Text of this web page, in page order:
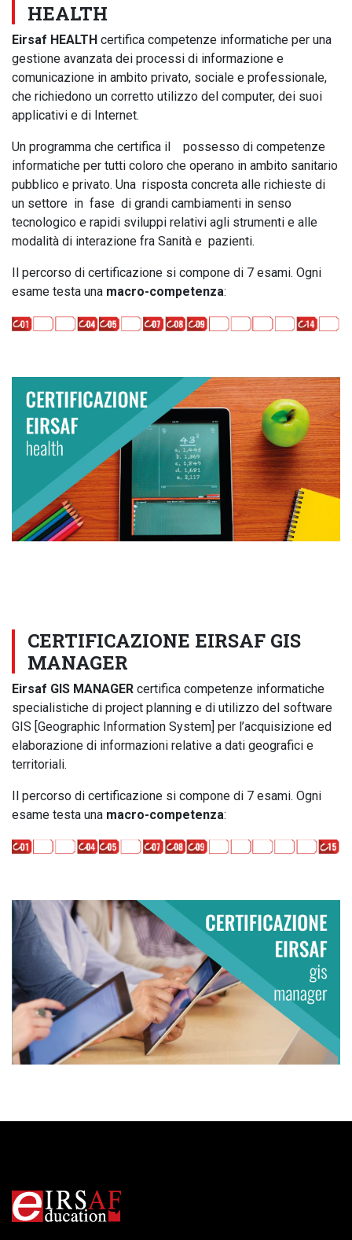
HEALTH
Eirsaf HEALTH certifica competenze informatiche per una
gestione avanzata dei processi di informazione e
comunicazione in ambito privato, sociale e professionale,
che richiedono un corretto utilizzo del computer, dei suoi
applicativi e di Internet.
Un programma che certifica il possesso di competenze
informatiche per tutti coloro che operano in ambito sanitario
pubblico e privato. Una risposta concreta alle richieste di
un settore in fase di grandi cambiamenti in senso
tecnologico e rapidi sviluppi relativi agli strumenti e alle
modalità di interazione fra Sanità e pazienti.
Il percorso di certificazione si compone di 7 esami. Ogni
esame testa una macro-competenza:
CERTIFICAZIONE EIRSAF GIS
MANAGER
Eirsaf GIS MANAGER certifica competenze informatiche
specialistiche di project planning e di utilizzo del software
GIS [Geographic Information System] per l’acquisizione ed
elaborazione di informazioni relative a dati geografici e
territoriali.
Il percorso di certificazione si compone di 7 esami. Ogni
esame testa una macro-competenza: